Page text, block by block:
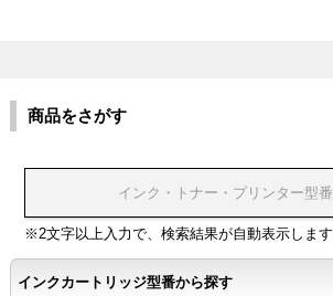
商品をさがす
※2文字以上入力で、検索結果が自動表示します
インクカートリッジ型番から探す